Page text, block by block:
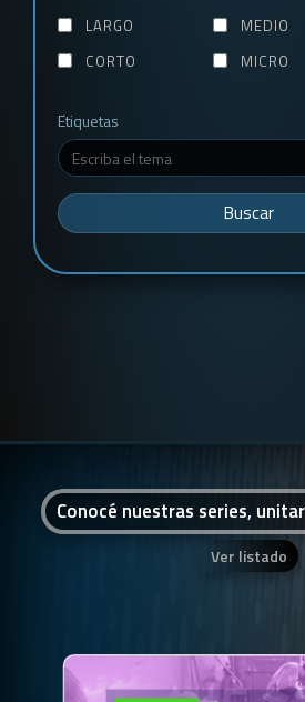
LARGO
MEDIO
CORTO
MICRO
Etiquetas
Buscar
Conocé nuestras series,
Ver listado